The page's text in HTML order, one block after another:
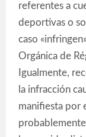
referentes a
deportivas o
caso
Orgánica de
Igualmente,
la infracción
manifiesta por